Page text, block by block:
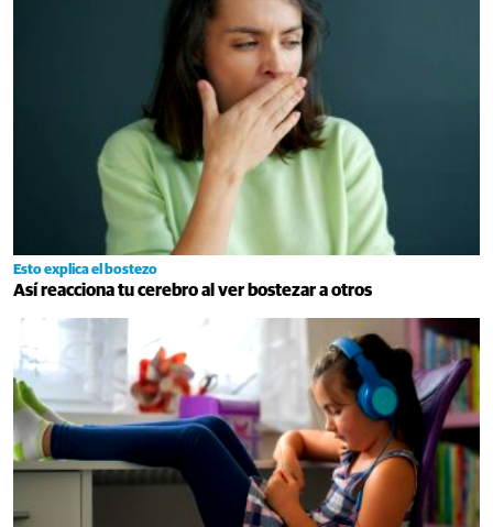
Esto explica el bostezo
Así reacciona tu cerebro al ver bostezar a otros